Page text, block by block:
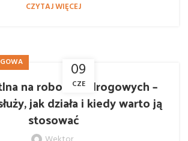
CZYTAJ WIĘCEJ
09
CZE
na robotach drogowych –
jak działa i kiedy warto ją
stosować